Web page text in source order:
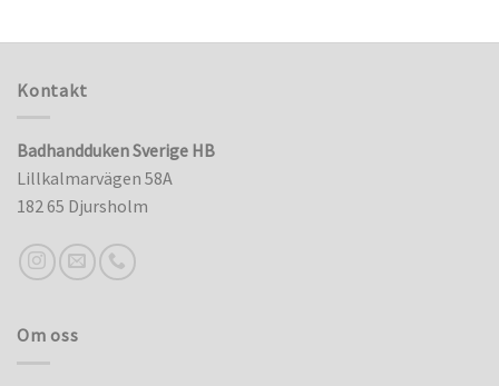
Kontakt
Badhandduken Sverige HB
Lillkalmarvägen 58A
182 65 Djursholm
Om oss